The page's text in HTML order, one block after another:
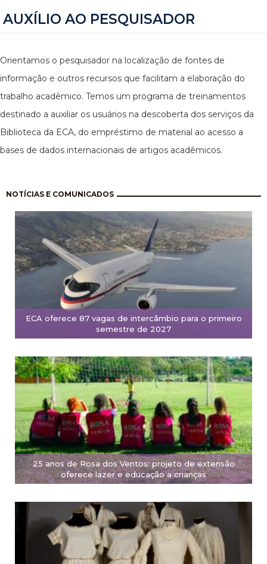
AUXÍLIO AO PESQUISADOR
Orientamos o pesquisador na localização de fontes de
informação e outros recursos que facilitam a elaboração do
trabalho acadêmico. Temos um programa de treinamentos
destinado a auxiliar os usuários na descoberta dos serviços da
Biblioteca da ECA, do empréstimo de material ao acesso a
bases de dados internacionais de artigos acadêmicos.
NOTÍCIAS E COMUNICADOS
ECA oferece 87 vagas de intercâmbio para o primeiro
semestre de 2027
25 anos de Rosa dos Ventos: projeto de extensão
oferece lazer e educação a crianças
Paginação